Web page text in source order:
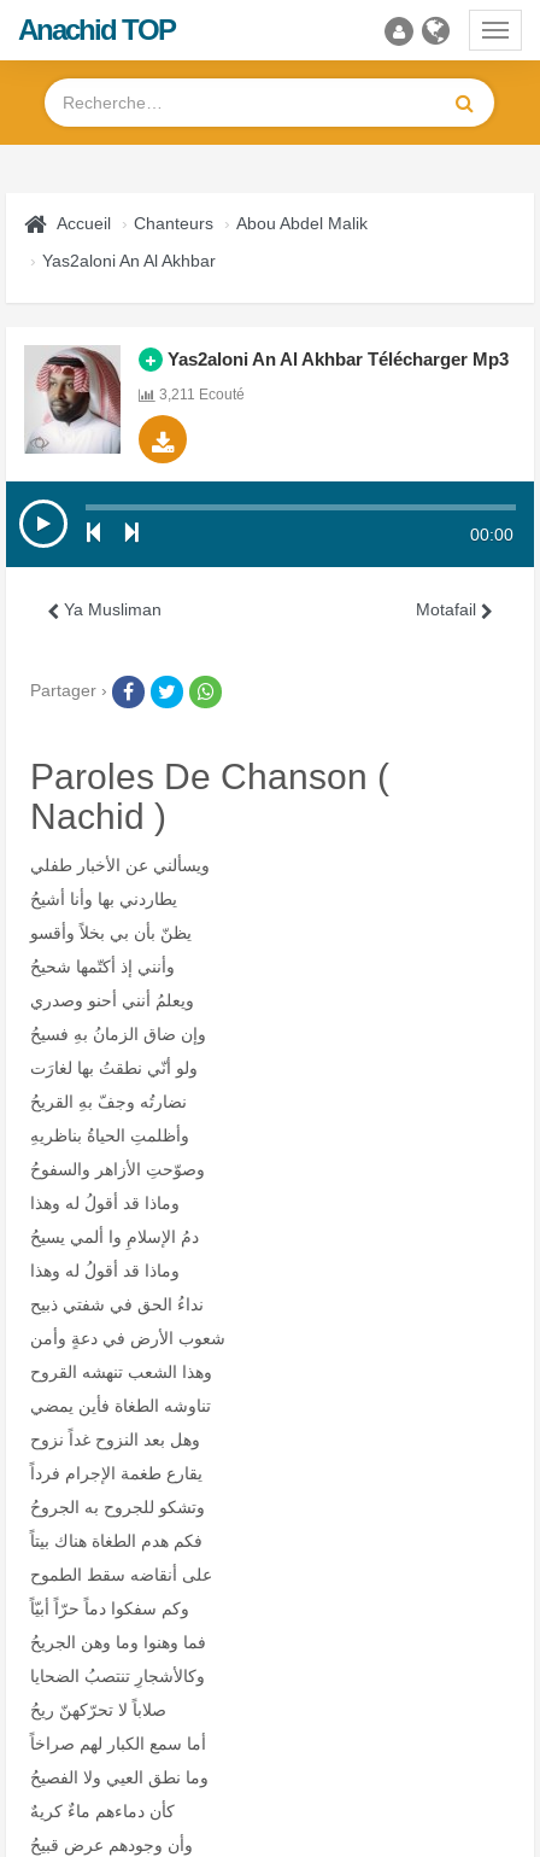
Anachid TOP
Accueil Chanteurs
Abou Abdel Malik
Yas2aloni An Al Akhbar
Yas2aloni An Al Akhbar Télécharger Mp3
3,211 Ecouté
00:00
Ya Musliman
Partager ›
Paroles De Chanson (
Nachid )
ويسألني عن الأخبار طفلي
يطاردني بها وأنا أشيحُ
يظنّ بأن بي بخلاً وأقسو
وأنني إذ أكتّمها شحيحُ
ويعلمُ أنني أحنو وصدري
وإن ضاق الزمانُ بهِ فسيحُ
ولو أنّي نطقتُ بها لغارَت
نضارتُه وجفّ بهِ القريحُ
وأظلمتِ الحياةُ بناظريهِ
وصوّحتِ الأزاهر والسفوحُ
وماذا قد أقولُ له وهذا
دمُ الإسلامِ وا ألمي يسيحُ
وماذا قد أقولُ له وهذا
نداءُ الحق في شفتي ذبيح
شعوب الأرض في دعةٍ وأمن
وهذا الشعب تنهشه القروح
تناوشه الطغاة فأين يمضي
وهل بعد النزوح غداً نزوح
يقارع طغمة الإجرام فرداً
وتشكو للجروح به الجروحُ
فكم هدم الطغاة هناك بيتاً
على أنقاضه سقط الطموح
وكم سفكوا دماً حرّاً أبيّاً
فما وهنوا وما وهن الجريحُ
وكالأشجارِ تنتصبُ الضحايا
صلاباً لا تحرّكهنّ ريحُ
أما سمع الكبار لهم صراخاً
وما نطق العيي ولا الفصيحُ
كأن دماءهم ماءٌ كريهٌ
وأن وجودهم عرض قبيحُ